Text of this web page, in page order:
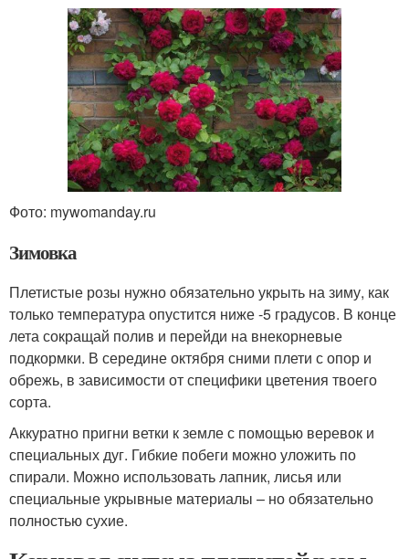
Фото: mywomanday.ru
Зимовка
Плетистые розы нужно обязательно укрыть на зиму, как
только температура опустится ниже -5 градусов. В конце
лета сокращай полив и перейди на внекорневые
подкормки. В середине октября сними плети с опор и
обрежь, в зависимости от специфики цветения твоего
сорта.
Аккуратно пригни ветки к земле с помощью веревок и
специальных дуг. Гибкие побеги можно уложить по
спирали. Можно использовать лапник, лисья или
специальные укрывные материалы – но обязательно
полностью сухие.